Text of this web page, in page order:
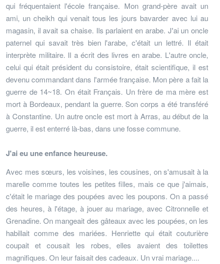
qui fréquentaient l'école française. Mon grand-père avait un
ami, un cheikh qui venait tous les jours bavarder avec lui au
magasin, il avait sa chaise. Ils parlaient en arabe. J'ai un oncle
paternel qui savait très bien l'arabe, c'était un lettré. Il était
interprète militaire. Il a écrit des livres en arabe. L'autre oncle,
celui qui était président du consistoire, était scientifique, il est
devenu commandant dans l'armée française. Mon père a fait la
guerre de 14~18. On était Français. Un frère de ma mère est
mort à Bordeaux, pendant la guerre. Son corps a été transféré
à Constantine. Un autre oncle est mort à Arras, au début de la
guerre, il est enterré là-bas, dans une fosse commune.
J'ai eu une enfance heureuse.
Avec mes sœurs, les voisines, les cousines, on s'amusait à la
marelle comme toutes les petites filles, mais ce que j'aimais,
c'était le mariage des poupées avec les poupons. On a passé
des heures, à l'étage, à jouer au mariage, avec Citronnelle et
Grenadine. On mangeait des gâteaux avec les poupées, on les
habillait comme des mariées. Henriette qui était couturière
coupait et cousait les robes, elles avaient des toilettes
magnifiques. On leur faisait des cadeaux. Un vrai mariage....